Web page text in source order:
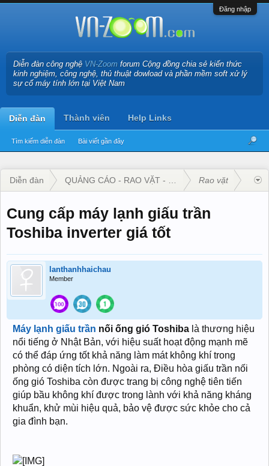
Đăng nhập
Diễn đàn công nghệ VN-Zoom forum Cộng đồng chia sẻ kiến thức
kinh nghiệm, công nghệ, thủ thuật dowload và phần mềm soft xử lý
sự cố máy tính lớn tại Việt Nam
Diễn đàn
Tìm kiếm diễn đàn Bài viết gần đây
Thành viên Help Links
Diễn đàn QUẢNG CÁO - RAO VẶT - KINH DOANH
Rao vặt
Cung cấp máy lạnh giấu trần
Toshiba inverter giá tốt
lanthanhhaichau
Member
Máy lạnh giấu trần nối ống gió Toshiba là thương hiệu
nổi tiếng ở Nhật Bản, với hiệu suất hoạt động mạnh mẽ
có thể đáp ứng tốt khả năng làm mát không khí trong
phòng có diện tích lớn. Ngoài ra, Điều hòa giấu trần nối
ống gió Toshiba còn được trang bị công nghệ tiên tiến
giúp bầu không khí được trong lành với khả năng kháng
khuẩn, khử mùi hiệu quả, bảo vệ được sức khỏe cho cả
gia đình bạn.